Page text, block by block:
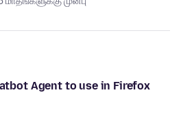
Agent to use in Firefox